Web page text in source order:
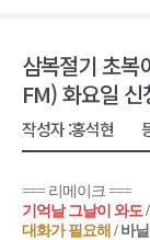
삼복절기 초복
FM) 화요일 신
작성자 :홍석현
=== 리메이크 ===
기억날 그날이 와도
대화가 필요해 / 바